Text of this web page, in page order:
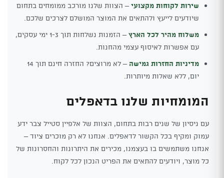
שירות לקוחות מקצועי– הצוות שלנו מורכב ממומחים בתחום
שיודעים לייעץ ולהתאים את המוצר המושלם לצרכים שלכם.
משלוח מהיר לכל הארץ
– הזמנות נשלחות תוך 1-3 ימי עסקים,
עם אפשרות לאיסוף עצמי מהחנות.
מדיניות החזרות גמישה
– לא מרוצים? החזרה חינם תוך 14
יום, ללא שאלות מיותרות.
המומחיות שלנו בדאפלים
עם ניסיון של שנים רבות בתחום, הצוות של אלפיין סטייל צבר ידע
עמוק ומקיף בכל הקשור לדאפלים. אנחנו לא רק מוכרים ציוד –
אנחנו משתמשים בו בעצמנו, מכירים את היתרונות והחסרונות של
כל מוצר, ויודעים להתאים את הפריט הנכון לכל לקוח.